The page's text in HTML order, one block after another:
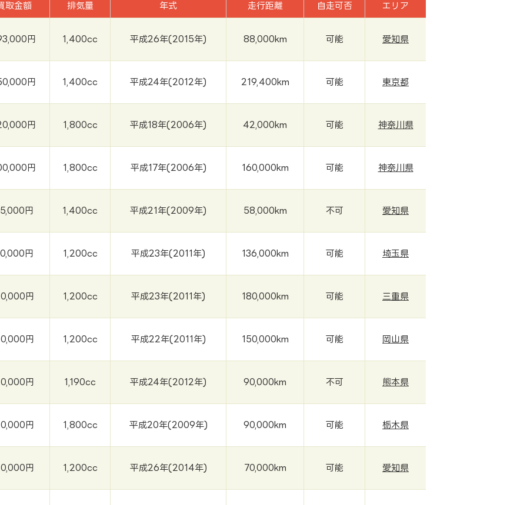
取金額 排気量 年式 走行距離 自走可否 エリア
円 1,400cc 平成26年(2015年) 88,000km 可能 愛知県
円 1,400cc 平成24年(2012年) 219,400km 可能 東京都
円 1,800cc 平成18年(2006年) 42,000km 可能 神奈川県
円 1,800cc 平成17年(2006年) 160,000km 可能 神奈川県
円 1,400cc 平成21年(2009年) 58,000km 不可 愛知県
円 1,200cc 平成23年(2011年) 136,000km 可能 埼玉県
円 1,200cc 平成23年(2011年) 180,000km 可能 三重県
円 1,200cc 平成22年(2011年) 150,000km 可能 岡山県
円 1,190cc 平成24年(2012年) 90,000km 不可 熊本県
円 1,800cc 平成20年(2009年) 90,000km 可能 栃木県
円 1,200cc 平成26年(2014年) 70,000km 可能 愛知県